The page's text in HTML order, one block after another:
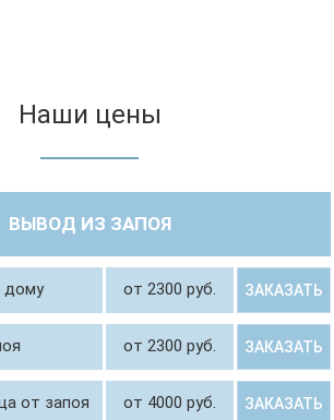
Наши цены
ВЫВОД ИЗ ЗАПОЯ
дому от 2300 руб. ЗАКАЗАТЬ
от 2300 руб. ЗАКАЗАТЬ
от запоя от 4000 руб. ЗАКАЗАТЬ